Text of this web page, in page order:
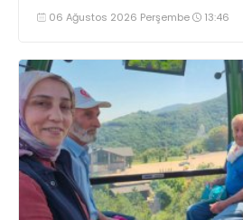
tezgahlarda taze balık
boyunca tezgahlarda taze balık
06 Ağustos 2026 Perşembe 13:46